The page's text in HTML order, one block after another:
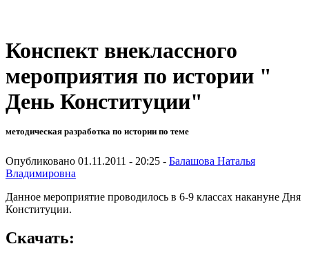
Конспект внеклассного
мероприятия по истории "
День Конституции"
методическая разработка по истории по теме
Опубликовано 01.11.2011 - 20:25 - Балашова Наталья
Владимировна
Данное мероприятие проводилось в 6-9 классах накануне Дня
Конституции.
Скачать: